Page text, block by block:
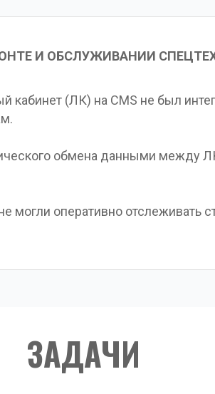
кабинет (ЛК) на CMS не был
обмена данными между
могли оперативно отслеживать
И ОБСЛУЖИВАНИИ
ЗАДАЧИ